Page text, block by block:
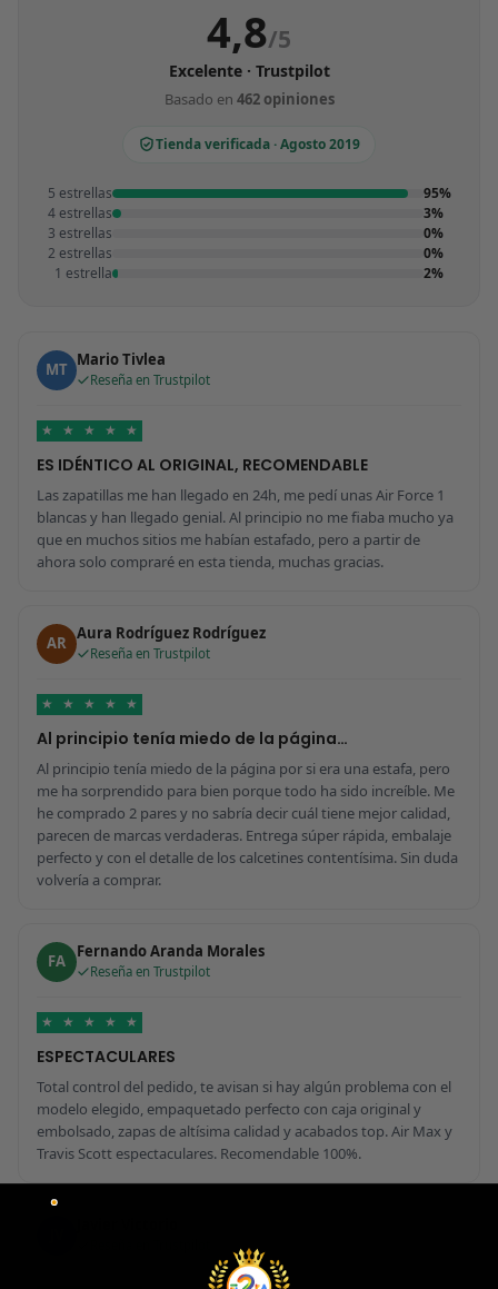
4,8/5
Excelente · Trustpilot
Basado en 462 opiniones
Tienda verificada · Agosto 2019
5 estrellas
95%
4 estrellas
3%
3 estrellas
0%
2 estrellas
0%
1 estrella
2%
MT Mario Tivlea
Reseña en Trustpilot
★ ★ ★ ★ ★
ES IDÉNTICO AL ORIGINAL, RECOMENDABLE
Las zapatillas me han llegado en 24h, me pedí unas Air Force 1
blancas y han llegado genial. Al principio no me fiaba mucho ya
que en muchos sitios me habían estafado, pero a partir de
ahora solo compraré en esta tienda, muchas gracias.
AR Aura Rodríguez Rodríguez
Reseña en Trustpilot
★ ★ ★ ★ ★
Al principio tenía miedo de la página…
Al principio tenía miedo de la página por si era una estafa, pero
me ha sorprendido para bien porque todo ha sido increíble. Me
he comprado 2 pares y no sabría decir cuál tiene mejor calidad,
parecen de marcas verdaderas. Entrega súper rápida, embalaje
perfecto y con el detalle de los calcetines contentísima. Sin duda
volvería a comprar.
FA Fernando Aranda Morales
Reseña en Trustpilot
★ ★ ★ ★ ★
ESPECTACULARES
Total control del pedido, te avisan si hay algún problema con el
modelo elegido, empaquetado perfecto con caja original y
embolsado, zapas de altísima calidad y acabados top. Air Max y
Travis Scott espectaculares. Recomendable 100%.